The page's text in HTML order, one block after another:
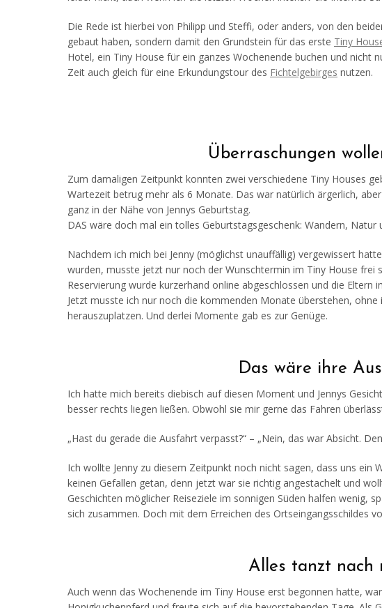
Die Rede ist hierbei von Philipp und Steffi, oder anders, von den
gebaut haben, sondern damit den Grundstein für das erste Tiny
Hotel, ein Tiny House für ein ganzes Wochenende buchen und nicht
Zeit auch gleich für eine Erkundungstour des Fichtelgebirges nutzen.
Überraschungen
Zum damaligen Zeitpunkt konnten zwei verschiedene Tiny Houses
Wartezeit betrug mehr als 6 Monate. Das war natürlich ärgerlich,
ganz in der Nähe von Jennys Geburtstag.
DAS wäre doch mal ein tolles Geburtstagsgeschenk: Wandern,
Nachdem ich mich bei Jenny (möglichst unauffällig) vergewissert
wurden, musste jetzt nur noch der Wunschtermin im Tiny House frei
Reservierung wurde kurzerhand online abgeschlossen und die Eltern
Jetzt musste ich nur noch die kommenden Monate überstehen,
herauszuplatzen. Und derlei Momente gab es zur Genüge.
Das wäre ihre
Ich hatte mich bereits diebisch auf diesen Moment und Jennys
besser rechts liegen ließen. Obwohl sie mir gerne das Fahren
„Hast du gerade die Ausfahrt verpasst?“ – „Nein, das war Absicht.
Ich wollte Jenny zu diesem Zeitpunkt noch nicht sagen, dass uns
keinen Gefallen getan, denn jetzt war sie richtig angestachelt und
Geschichten möglicher Reiseziele im sonnigen Süden halfen wenig,
sich zusammen. Doch mit dem Erreichen des Ortseingangsschildes
Alles tanzt nach
Auch wenn das Wochenende im Tiny House erst begonnen hatte,